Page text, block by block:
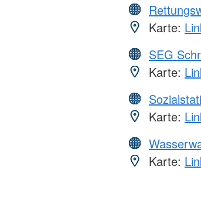
Karte:
SEG
Karte:
Karte:
Karte: